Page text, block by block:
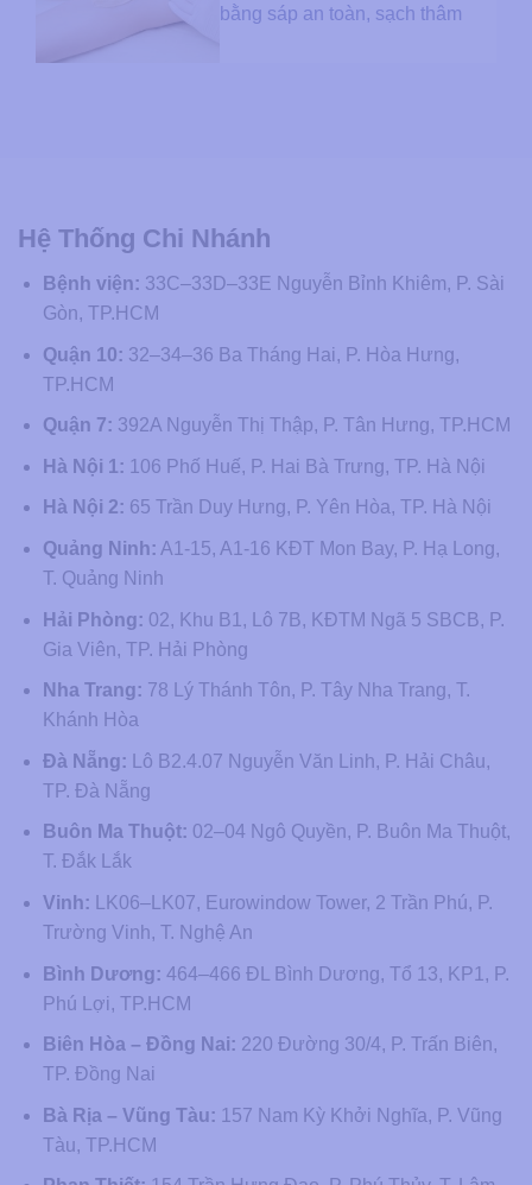
bằng sáp an toàn, sạch thâm
Hệ Thống Chi Nhánh
Bệnh viện: 33C–33D–33E Nguyễn Bỉnh Khiêm, P. Sài
Gòn, TP.HCM
Quận 10: 32–34–36 Ba Tháng Hai, P. Hòa Hưng,
TP.HCM
Quận 7: 392A Nguyễn Thị Thập, P. Tân Hưng, TP.HCM
Hà Nội 1: 106 Phố Huế, P. Hai Bà Trưng, TP. Hà Nội
Hà Nội 2: 65 Trần Duy Hưng, P. Yên Hòa, TP. Hà Nội
Quảng Ninh: A1-15, A1-16 KĐT Mon Bay, P. Hạ Long,
T. Quảng Ninh
Hải Phòng: 02, Khu B1, Lô 7B, KĐTM Ngã 5 SBCB, P.
Gia Viên, TP. Hải Phòng
Nha Trang: 78 Lý Thánh Tôn, P. Tây Nha Trang, T.
Khánh Hòa
Đà Nẵng: Lô B2.4.07 Nguyễn Văn Linh, P. Hải Châu,
TP. Đà Nẵng
Buôn Ma Thuột: 02–04 Ngô Quyền, P. Buôn Ma Thuột,
T. Đắk Lắk
Vinh: LK06–LK07, Eurowindow Tower, 2 Trần Phú, P.
Trường Vinh, T. Nghệ An
Bình Dương: 464–466 ĐL Bình Dương, Tổ 13, KP1, P.
Phú Lợi, TP.HCM
Biên Hòa – Đồng Nai: 220 Đường 30/4, P. Trấn Biên,
TP. Đồng Nai
Bà Rịa – Vũng Tàu: 157 Nam Kỳ Khởi Nghĩa, P. Vũng
Tàu, TP.HCM